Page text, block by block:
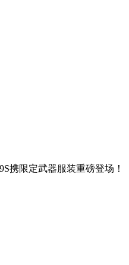
携限定武器服装重磅登场！